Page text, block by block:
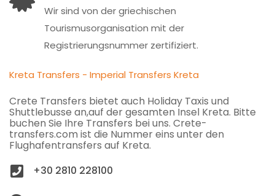
Wir sind von der griechischen
Tourismusorganisation mit der
Registrierungsnummer zertifiziert.
Kreta Transfers - Imperial Transfers Kreta
Crete Transfers bietet auch Holiday Taxis und
Shuttlebusse an,auf der gesamten Insel Kreta. Bitte
buchen Sie Ihre Transfers bei uns. Crete-
transfers.com ist die Nummer eins unter den
Flughafentransfers auf Kreta.
+30 2810 228100